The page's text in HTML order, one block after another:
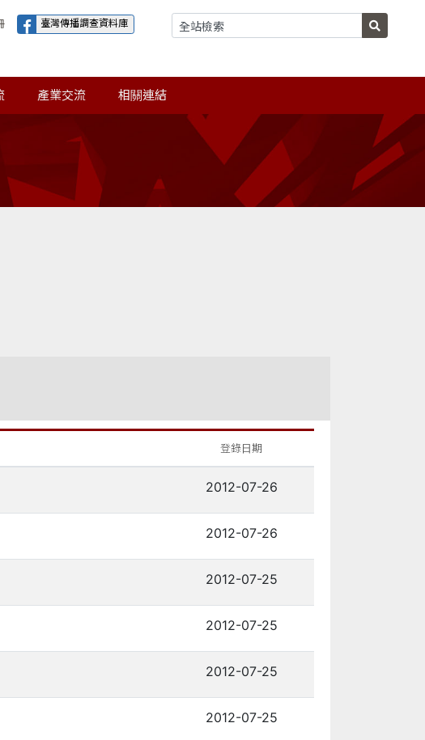
臺灣傳播調查資料庫
產業交流 相關連結
登錄日期
2012-07-26
2012-07-26
2012-07-25
2012-07-25
2012-07-25
2012-07-25